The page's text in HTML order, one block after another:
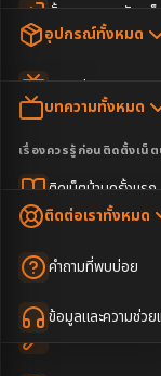
เน็ตบ้าน Super
เน็ตบ้าน 2Gbps
เน็ตบ้านพร้อมกล่อง
เน็ตบ้าน + Netflix
เน็ตบ้าน + บริการเสริม
เน็ตบ้านแรงทุกชั้น
ขั้นตอนการสมัครเ
อุปกรณ์ทั้งหมด
AIS Play Box
Dongle เน็ตสำรอง
บทความ
บทความทั้งหมด
เรื่องควรรู้ก่อนติดตั้งเน็ต
ติดเน็ตบ้านครั้งแรก
เทคนิคขอคิวช่างได้
ข่าวสาร
ติดต่อเราทั้งหมด
คำถามที่พบบ่อย
ข้อมูลและความช่วย
🇹🇭🇬🇧
3BB & AIS Fibre